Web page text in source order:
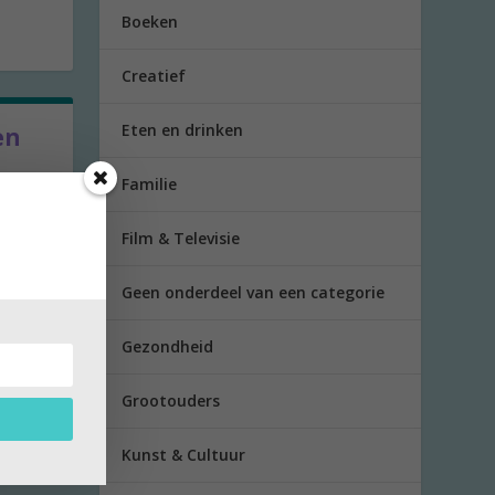
Boeken
Creatief
Eten en drinken
Familie
Film & Televisie
Geen onderdeel van een categorie
Gezondheid
Grootouders
Kunst & Cultuur